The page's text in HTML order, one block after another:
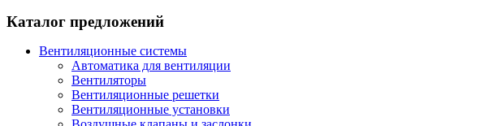
Каталог предложений
Вентиляционные системы
Автоматика для вентиляции
Вентиляторы
Вентиляционные решетки
Вентиляционные установки